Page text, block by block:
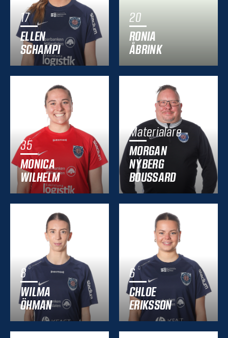
17
ELLEN
SCHAMPI
20
RONIA
ÅBRINK
35
MONICA
WILHELM
Materialare
MORGAN
NYBERG
BOUSSARD
8
WILMA
ÖHMAN
6
CHLOE
ERIKSSON